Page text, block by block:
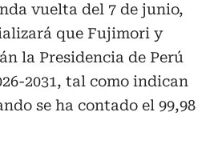
vuelta del 7 de junio,
que Fujimori y
la Presidencia de Perú
2031, tal como indican
se ha contado el 99,98